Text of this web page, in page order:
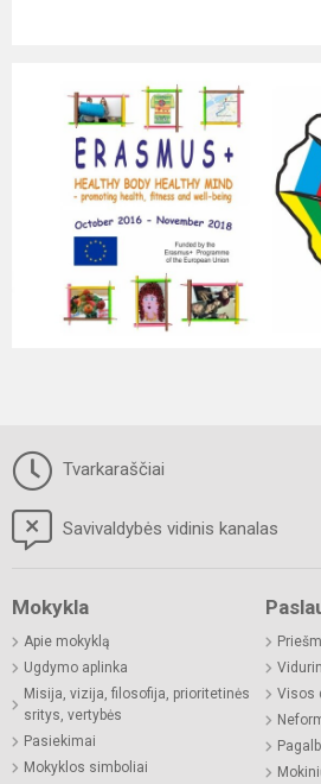
Tvarkaraščiai
Savivaldybės vidinis kanalas
Mokykla
Apie mokyklą
Ugdymo aplinka
Misija, vizija, filosofija, prioritetinės
sritys, vertybės
Pasiekimai
Mokyklos simboliai
Visos